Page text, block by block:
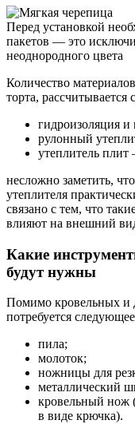
Перед установкой
пакетов — это
неоднородного цвета
Количество
торта,
гидроизоляция
рулонный
утеплитель
несложно заметить,
утеплителя
связано с тем, что
влияют на внешний
Какие
будут нужны
Помимо кровельных и
потребуется
пила;
молоток;
ножницы для
металлический
кровельный нож
в виде крючка).